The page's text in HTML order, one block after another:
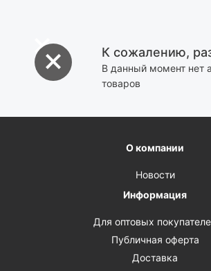
К сожалению,
В данный момент нет
товаров
О компании
Новости
Информация
Для оптовых
Публичная оферта
Доставка